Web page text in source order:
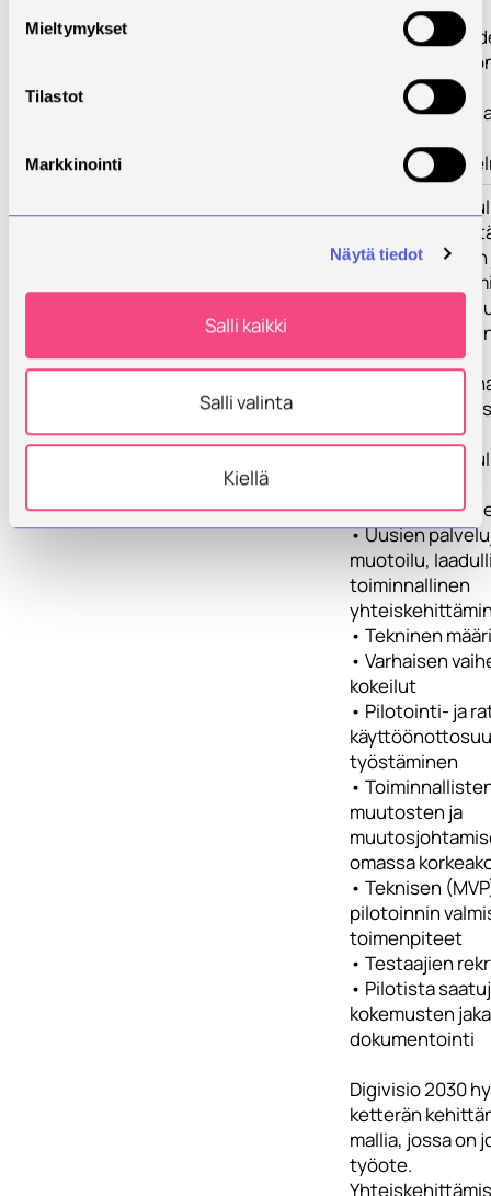
Mieltymykset
Tilastot
Markkinointi
Näytä tiedot
Salli kaikki
Salli valinta
Kiellä
Näiden
ratkaiseminen
menestystekijä
korkeakouluille
keskeisenä
edistää jatkuvan
joustavan
tarjottimen
1.0 non-
informaalin
pilottia.
• Ratkaisujen
• Uusien
muotoilu,
toiminnallinen
• Tekninen
• Varhaisen
kokeilut
• Pilotointi- ja
työstäminen
•
muutosten ja
omassa
• Teknisen
pilotoinnin
toimenpiteet
• Testaajien
• Pilotista
kokemusten
dokumentointi
Digivisio 2030
ketterän
mallia, jossa on
työote.